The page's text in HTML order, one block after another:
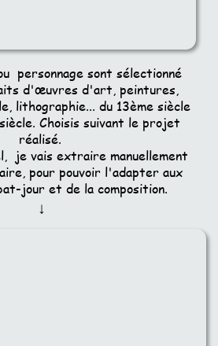
personnage sont sélectionné
d'œuvres d'art, peintures,
lithographie... du 13ème siècle
Choisis suivant le projet
réalisé.
je vais extraire manuellement
pour pouvoir l'adapter aux
jour et de la composition.
↓